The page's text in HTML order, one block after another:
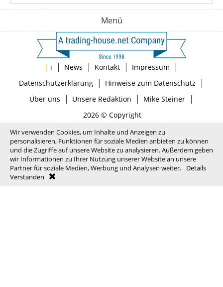
Menü
| i | News | Kontakt | Impressum |
Datenschutzerklärung| Hinweise zum Datenschutz |
Über uns | Unsere Redaktion | Mike Steiner|
2026 © Copyright
Wir verwenden Cookies, um Inhalte und Anzeigen zu
personalisieren, Funktionen für soziale Medien anbieten zu können
und die Zugriffe auf unsere Website zu analysieren. Außerdem geben
wir Informationen zu Ihrer Nutzung unserer Website an unsere
Partner für soziale Medien, Werbung und Analysen weiter.
Details
Verstanden